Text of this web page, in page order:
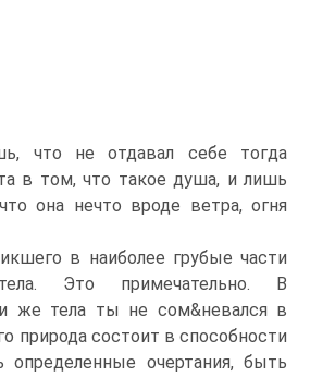
что не отдавал себе тогда
в том, что такое душа, и лишь
она нечто вроде ветра, огня
в наиболее грубые части
Это примечательно. В
же тела ты не сом&невался в
природа состоит в способности
определенные очертания, быть